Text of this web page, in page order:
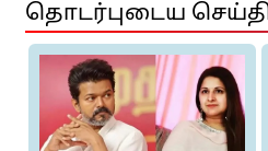
தொடர்புடைய